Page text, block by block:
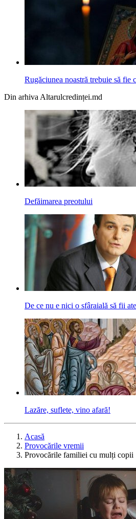
Rugăciunea noastră trebuie să fie
Din arhiva Altarulcredinței.md
Defăimarea preotului
De ce nu e nici o sfâraială să fii
Lazăre, suflete, vino afară!
Acasă
Provocările vremii
Provocările familiei cu mulți copii